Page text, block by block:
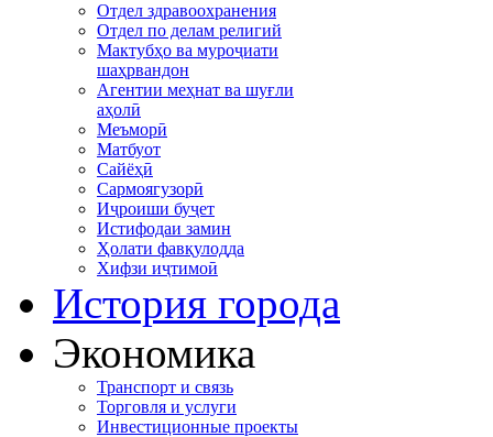
Отдел здравоохранения
Отдел по делам религий
Мактубҳо ва муроҷиати
шаҳрвандон
Агентии меҳнат ва шуғли
аҳолӣ
Меъморӣ
Матбуот
Сайёҳӣ
Сармоягузорӣ
Иҷроиши буҷет
Истифодаи замин
Ҳолати фавқулодда
Хифзи иҷтимоӣ
История города
Экономика
Транспорт и связь
Торговля и услуги
Инвестиционные проекты